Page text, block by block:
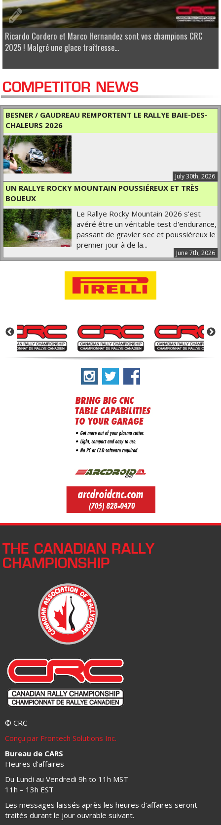
Ricardo Cordero et Marco Hernandez sont vos champions CRC
2025 ! Malgré une glace traîtresse...
COMPETITOR NEWS
BESNER / GAUDREAU REMPORTENT LE RALLYE BAIE-DES-
CHALEURS 2026
July 30th, 2026
UN RALLYE ROCKY MOUNTAIN POUSSIÉREUX ET TRÈS
BOUEUX
June 7th, 2026
Le Rallye Rocky Mountain 2026 s'est
avéré être un véritable test d'endurance,
passant de gravier sec et poussiéreux le
premier jour à de la...
THE CANADIAN RALLY
CHAMPIONSHIP
© CRC
Conçu par Frontech Solutions Inc.
Bureau de CARS
Heures d'affaires
Du Lundi au Vendredi 9h to 11h MST
11h – 13h EST
Les messages laissés après les heures d’affaires seront
traités durant le jour ouvrable suivant.